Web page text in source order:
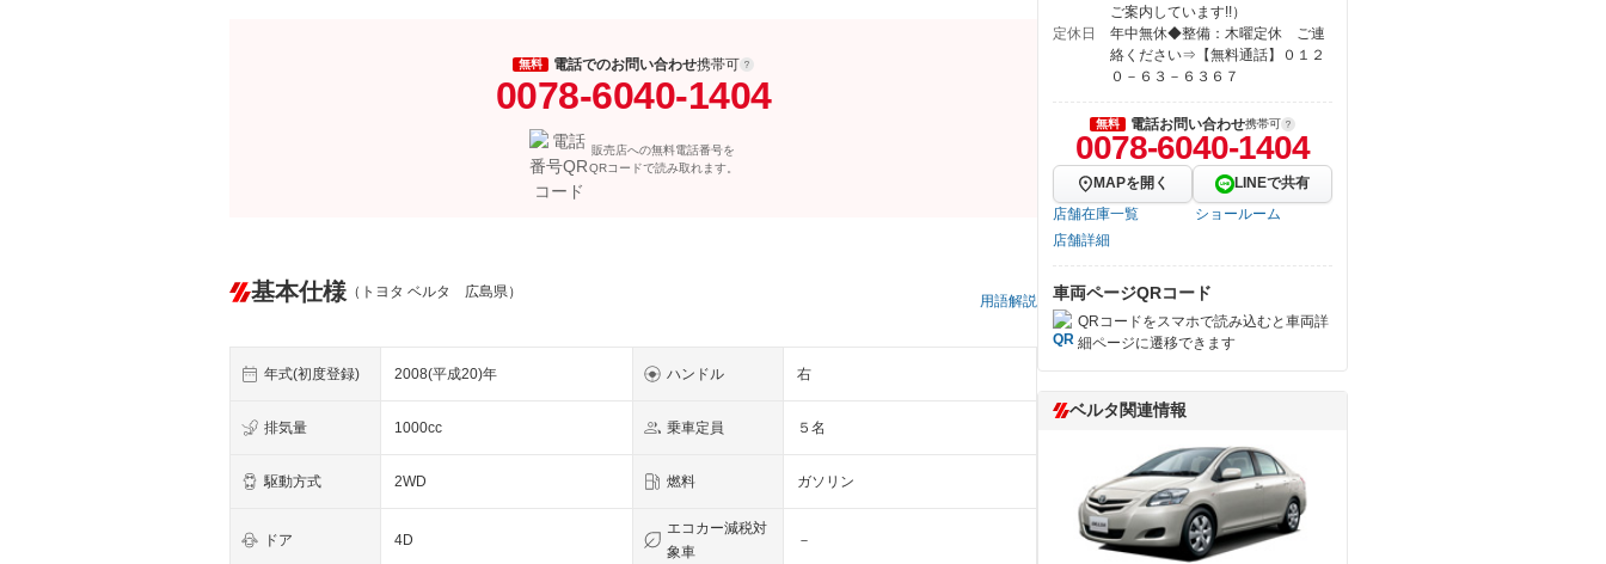
無料 電話でのお問い合わせ携帯可
0078-6040-1404
販売店への無料電話番号を
QRコードで読み取れます。
基本仕様 （トヨタ ベルタ 広島県）
用語解説
年式(初度登録) 2008(平成20)年 ハンドル 右
排気量 1000cc 乗車定員 ５名
駆動方式 2WD 燃料 ガソリン
ドア 4D
エコカー減税対
象車
－
ご案内しています!!）
定休日
年中無休◆整備：木曜定休 ご連
絡ください⇒【無料通話】０１２
０－６３－６３６７
無料 電話お問い合わせ携帯可
0078-6040-1404
MAPを開く
LINEで共有
店舗在庫一覧
ショールーム
店舗詳細
車両ページQRコード
QRコードをスマホで読み込むと車両詳
細ページに遷移できます
ベルタ関連情報